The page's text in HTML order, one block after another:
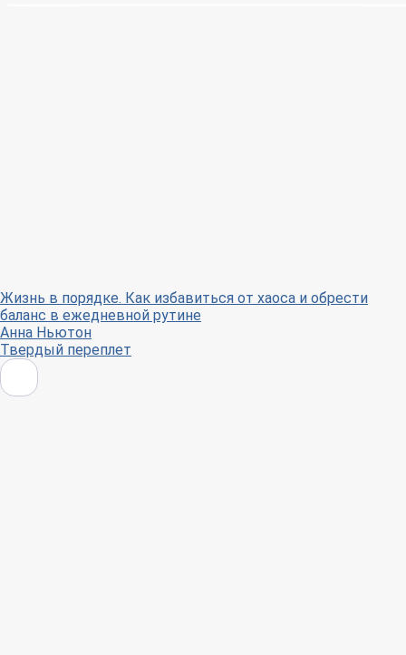
Жизнь в порядке. Как избавиться от хаоса и обрести
баланс в ежедневной рутине
Анна Ньютон
Твердый переплет